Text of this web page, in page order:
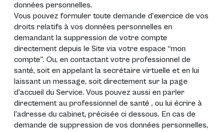
données personnelles.
Vous pouvez formuler toute demande d’exercice de vos
droits relatifs à vos données personnelles en
demandant la suppression de votre compte
directement depuis le Site via votre espace “mon
compte”. Ou, en contactant votre professionnel de
santé, soit en appelant la secrétaire virtuelle et en lui
laissant un message, soit directement sur la page
d'accueil du Service. Vous pouvez aussi en parler
directement au professionnel de santé , ou lui écrire à
l'adresse du cabinet, précisée ci dessous. En cas de
demande de suppression de vos données personnelles,